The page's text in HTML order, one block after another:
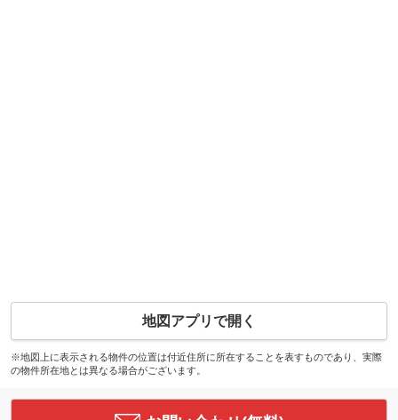
地図アプリで開く
※地図上に表示される物件の位置は付近住所に所在することを表すものであり、実際
の物件所在地とは異なる場合がございます。